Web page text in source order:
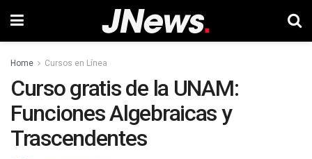
Home Cursos en Línea
Curso gratis de la UNAM:
Funciones Algebraicas y
Trascendentes